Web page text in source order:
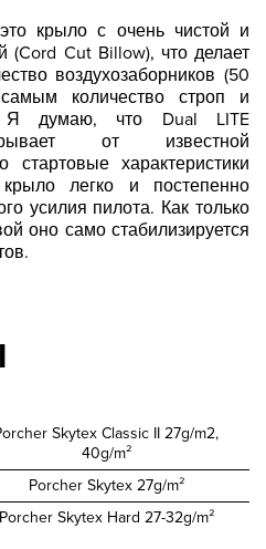
крыло с очень чистой и
(Cord Cut Billow), что делает
воздухозаборников (50
количество строп и
Я думаю, что Dual LITE
от известной
стартовые характеристики
легко и постепенно
усилия пилота. Как только
оно само стабилизируется
Skytex Classic II 27g/m2,
40g/m²
Porcher Skytex 27g/m²
Porcher Skytex Hard 27-32g/m²